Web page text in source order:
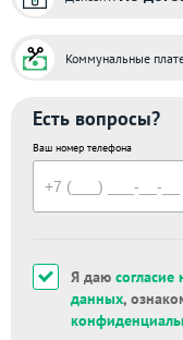
Коммунальные
Есть вопросы?
Ваш номер телефона
Я даю
данных,